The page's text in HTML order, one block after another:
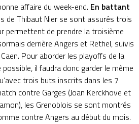
affaire du week-end. En battant
de Thibaut Nier se sont assurés trois
permettent de prendre la troisième
derrière Angers et Rethel, suivis
Pour aborder les playoffs de la
il faudra donc garder le même
trois buts inscrits dans les 7
contre Garges (Joan Kerckhove et
les Grenoblois se sont montrés
contre Angers au début du mois.